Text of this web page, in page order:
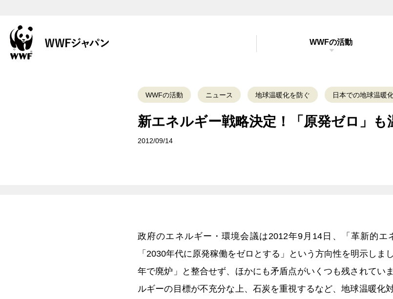
WWFの活動
WWFの活動 ニュース 地球温暖化を防ぐ 日本での地球温暖
新エネルギー戦略決定！「原発ゼロ」も
2012/09/14
政府のエネルギー・環境会議は2012年9月14日、「革新的エ
「2030年代に原発稼働をゼロとする」という方向性を明示しま
年で廃炉」と整合せず、ほかにも矛盾点がいくつも残されてい
ルギーの目標が不充分な上、石炭を重視するなど、地球温暖化